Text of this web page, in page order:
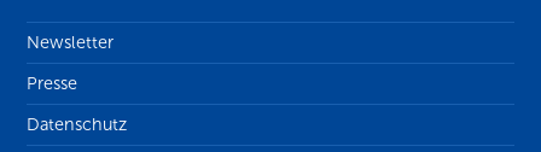
Newsletter
Presse
Datenschutz